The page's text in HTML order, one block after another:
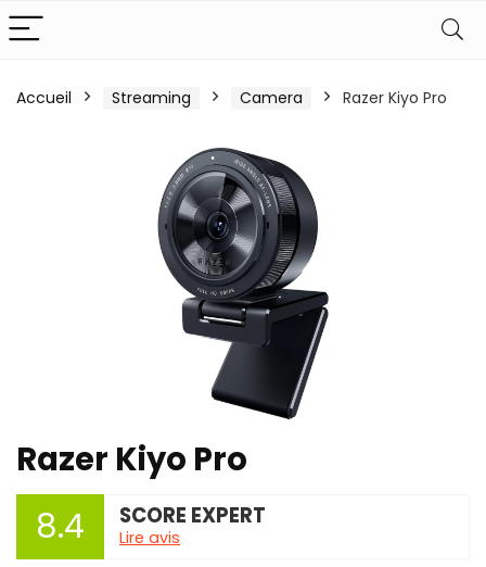
Accueil Streaming Camera Razer Kiyo Pro
Razer Kiyo Pro
8.4 SCORE EXPERT
Lire avis